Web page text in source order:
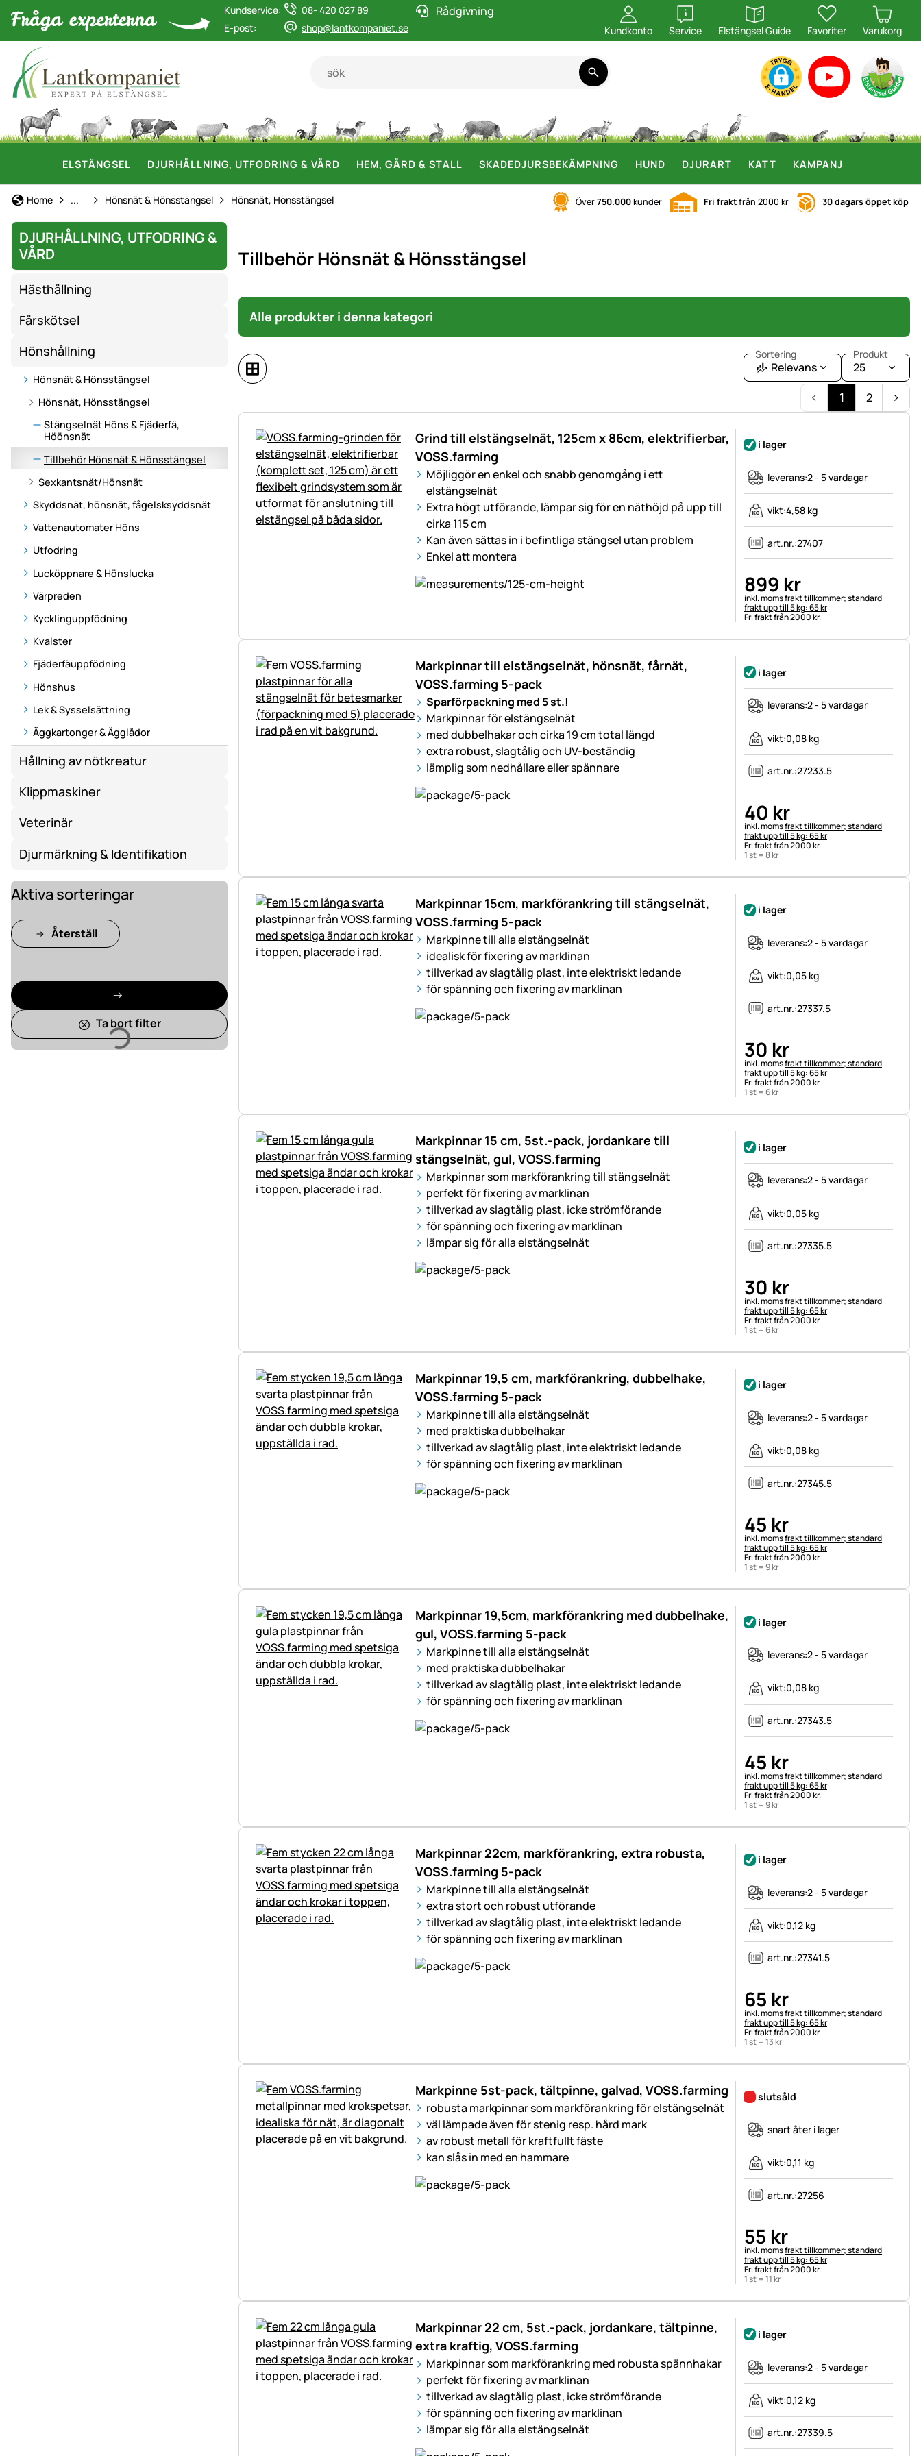
Kundservice:
08- 420 027 89
E-post:
shop@lantkompaniet.se
Rådgivning
Kundkonto Service
öppna
Elstängsel Guide
öppna
Favoriter Varukorg
ELSTÄNGSEL DJURHÅLLNING, UTFODRING & VÅRD HEM, GÅRD & STALL SKADEDJURSBEKÄMPNING HUND DJURART KATT KAMPANJ
Home Hönshållning
... Hönsnät & Hönsstängsel Hönsnät, Hönsstängsel Över750.000kunder Fri fraktfrån 2000 kr 30 dagars öppet köp
DJURHÅLLNING, UTFODRING &
VÅRD
Hästhållning
Fårskötsel
Hönshållning
Hönsnät & Hönsstängsel
Hönsnät, Hönsstängsel
Stängselnät Höns & Fjäderfä,
Höönsnät
Tillbehör Hönsnät & Hönsstängsel
Sexkantsnät/Hönsnät
Skyddsnät, hönsnät, fågelsksyddsnät
Vattenautomater Höns
Utfodring
Lucköppnare & Hönslucka
Värpreden
Kycklinguppfödning
Kvalster
Fjäderfäuppfödning
Hönshus
Lek & Sysselsättning
Äggkartonger & Ägglådor
Hållning av nötkreatur
Klippmaskiner
Veterinär
Djurmärkning & Identifikation
Laddar
Aktiva sorteringar
Återställ
Ta bort filter
Tillbehör Hönsnät & Hönsstängsel
Alle produkter i denna kategori
Sortering
Relevans
Produkt
25
1
2
Grind till elstängselnät, 125cm x 86cm, elektrifierbar,
VOSS.farming
Möjliggör en enkel och snabb genomgång i ett
elstängselnät
Extra högt utförande, lämpar sig för en näthöjd på upp till
cirka 115 cm
Kan även sättas in i befintliga stängsel utan problem
Enkel att montera
i lager
leverans:2 - 5 vardagar
vikt:4,58 kg
art.nr.:27407
899 kr
Skatteinformation:
inkl. momsfrakt tillkommer; standard
frakt upp till 5 kg: 65 kr
Fri frakt från 2000 kr.
Markpinnar till elstängselnät, hönsnät, fårnät,
VOSS.farming 5-pack
Sparförpackning med 5 st.!
Markpinnar för elstängselnät
med dubbelhakar och cirka 19 cm total längd
extra robust, slagtålig och UV-beständig
lämplig som nedhållare eller spännare
i lager
leverans:2 - 5 vardagar
vikt:0,08 kg
art.nr.:27233.5
40 kr
Skatteinformation:
inkl. momsfrakt tillkommer; standard
frakt upp till 5 kg: 65 kr
Fri frakt från 2000 kr.
1 st =8kr
Markpinnar 15cm, markförankring till stängselnät,
VOSS.farming 5-pack
Markpinne till alla elstängselnät
idealisk för fixering av marklinan
tillverkad av slagtålig plast, inte elektriskt ledande
för spänning och fixering av marklinan
i lager
leverans:2 - 5 vardagar
vikt:0,05 kg
art.nr.:27337.5
30 kr
Skatteinformation:
inkl. momsfrakt tillkommer; standard
frakt upp till 5 kg: 65 kr
Fri frakt från 2000 kr.
1 st = 6kr
Markpinnar 15 cm, 5st.-pack, jordankare till
stängselnät, gul, VOSS.farming
Markpinnar som markförankring till stängselnät
perfekt för fixering av marklinan
tillverkad av slagtålig plast, icke strömförande
för spänning och fixering av marklinan
lämpar sig för alla elstängselnät
i lager
leverans:2 - 5 vardagar
vikt:0,05 kg
art.nr.:27335.5
30 kr
Skatteinformation:
inkl. momsfrakt tillkommer; standard
frakt upp till 5 kg: 65 kr
Fri frakt från 2000 kr.
1 st = 6kr
Markpinnar 19,5 cm, markförankring, dubbelhake,
VOSS.farming 5-pack
Markpinne till alla elstängselnät
med praktiska dubbelhakar
tillverkad av slagtålig plast, inte elektriskt ledande
för spänning och fixering av marklinan
i lager
leverans:2 - 5 vardagar
vikt:0,08 kg
art.nr.:27345.5
45 kr
Skatteinformation:
inkl. momsfrakt tillkommer; standard
frakt upp till 5 kg: 65 kr
Fri frakt från 2000 kr.
1 st =9kr
Markpinnar 19,5cm, markförankring med dubbelhake,
gul, VOSS.farming 5-pack
Markpinne till alla elstängselnät
med praktiska dubbelhakar
tillverkad av slagtålig plast, inte elektriskt ledande
för spänning och fixering av marklinan
i lager
leverans:2 - 5 vardagar
vikt:0,08 kg
art.nr.:27343.5
45 kr
Skatteinformation:
inkl. momsfrakt tillkommer; standard
frakt upp till 5 kg: 65 kr
Fri frakt från 2000 kr.
1 st =9kr
Markpinnar 22cm, markförankring, extra robusta,
VOSS.farming 5-pack
Markpinne till alla elstängselnät
extra stort och robust utförande
tillverkad av slagtålig plast, inte elektriskt ledande
för spänning och fixering av marklinan
i lager
leverans:2 - 5 vardagar
vikt:0,12 kg
art.nr.:27341.5
65 kr
Skatteinformation:
inkl. momsfrakt tillkommer; standard
frakt upp till 5 kg: 65 kr
Fri frakt från 2000 kr.
1 st =13kr
Markpinne 5st-pack, tältpinne, galvad, VOSS.farming
robusta markpinnar som markförankring för elstängselnät
väl lämpade även för stenig resp. hård mark
av robust metall för kraftfullt fäste
kan slås in med en hammare
slutsåld
snart åter i lager
vikt:0,11 kg
art.nr.:27256
55 kr
Skatteinformation:
inkl. momsfrakt tillkommer; standard
frakt upp till 5 kg: 65 kr
Fri frakt från 2000 kr.
1 st =11kr
Markpinnar 22 cm, 5st.-pack, jordankare, tältpinne,
extra kraftig, VOSS.farming
Markpinnar som markförankring med robusta spännhakar
perfekt för fixering av marklinan
tillverkad av slagtålig plast, icke strömförande
för spänning och fixering av marklinan
lämpar sig för alla elstängselnät
i lager
leverans:2 - 5 vardagar
vikt:0,12 kg
art.nr.:27339.5